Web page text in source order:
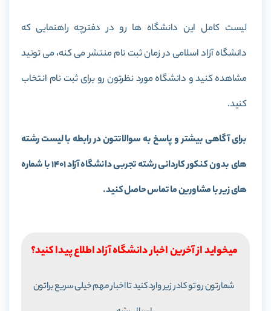
لیست کامل این دانشگاه ها رو در دفترچه راهنمایی که
دانشگاه آزاد اسلامی در زمان ثبت نام منتشر می کنه، می تونید
مشاهده کنید و دانشگاه مورد نظرتون رو برای ثبت نام انتخاب
کنید.
برای آگاهی بیشتر و پاسخ به سوالاتتون در رابطه با لیست رشته
های بدون کنکور کاردانی رشته تجربی دانشگاه آزاد 1401 با شماره
های زیر با مشاورین ما تماس حاصل کنید.
میخواید از آخرین اخبار دانشگاه آزاد اطلاع پیدا کنید؟
شمارتون رو تو کادر زیر وارد کنید تا اخبار مهم خیلی سریع براتون